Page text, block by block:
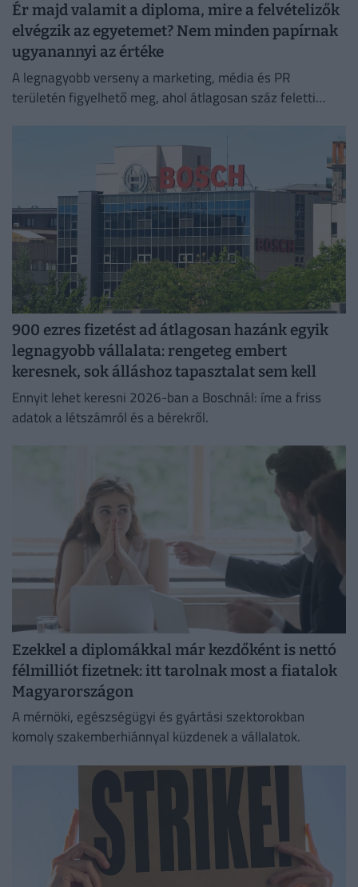
Ér majd valamit a diploma, mire a felvételizők
elvégzik az egyetemet? Nem minden papírnak
ugyanannyi az értéke
A legnagyobb verseny a marketing, média és PR
területén figyelhető meg, ahol átlagosan száz feletti
900 ezres fizetést ad átlagosan hazánk egyik
legnagyobb vállalata: rengeteg embert
keresnek, sok álláshoz tapasztalat sem kell
Ennyit lehet keresni 2026-ban a Boschnál: íme a friss
adatok a létszámról és a bérekről.
Ezekkel a diplomákkal már kezdőként is nettó
félmilliót fizetnek: itt tarolnak most a fiatalok
Magyarországon
A mérnöki, egészségügyi és gyártási szektorokban
komoly szakemberhiánnyal küzdenek a vállalatok.